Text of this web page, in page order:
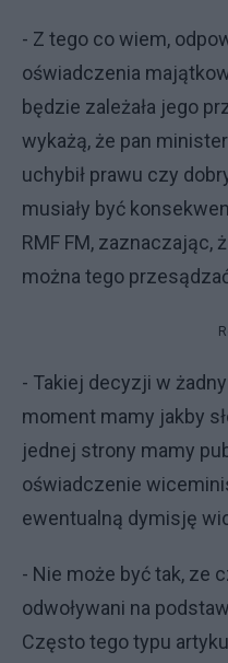
- Z tego co wiem,
oświadczenia
będzie zależała jego
wykażą, że pan
uchybił prawu czy
musiały być
RMF FM, zaznaczając,
można tego
- Takiej decyzji w
moment mamy jakby
jednej strony mamy
oświadczenie
ewentualną dymisję
- Nie może być tak, ze
odwoływani na
Często tego typu